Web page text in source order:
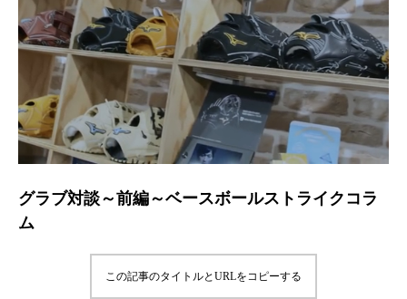
グラブ対談～前編～ベースボールストライクコラ
ム
この記事のタイトルとURLをコピーする